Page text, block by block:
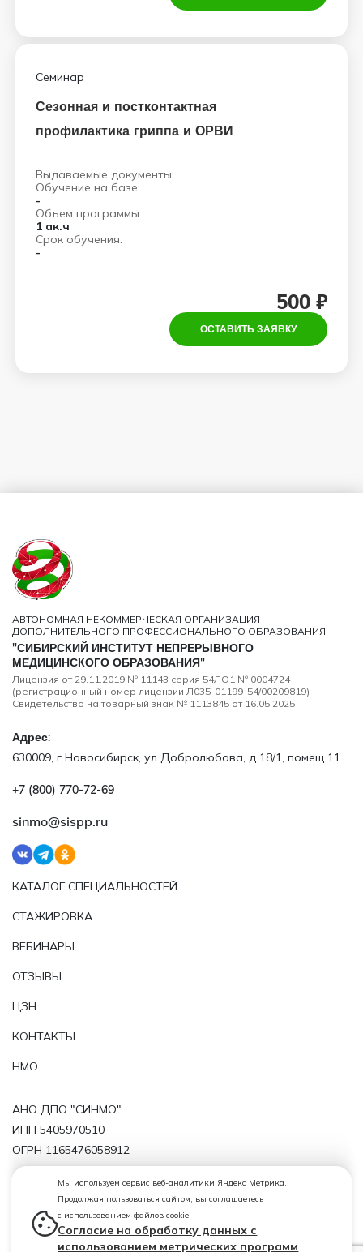
Семинар
Сезонная и постконтактная
профилактика гриппа и ОРВИ
Выдаваемые документы:
Обучение на базе:
-
Объем программы:
1 ак.ч
Срок обучения:
-
500 ₽
ОСТАВИТЬ ЗАЯВКУ
Мы используем сервис веб-аналитики Яндекс Метрика.
Продолжая пользоваться сайтом, вы соглашаетесь
с использованием файлов cookie.
Согласие на обработку данных с
использованием метрических программ
АВТОНОМНАЯ НЕКОММЕРЧЕСКАЯ ОРГАНИЗАЦИЯ
ДОПОЛНИТЕЛЬНОГО ПРОФЕССИОНАЛЬНОГО ОБРАЗОВАНИЯ
"СИБИРСКИЙ ИНСТИТУТ НЕПРЕРЫВНОГО
МЕДИЦИНСКОГО ОБРАЗОВАНИЯ"
Лицензия от 29.11.2019 № 11143 серия 54ЛО1 № 0004724
(регистрационный номер лицензии Л035-01199-54/00209819)
Свидетельство на товарный знак № 1113845 от 16.05.2025
Адрес:
630009, г Новосибирск, ул Добролюбова, д 18/1, помещ 11
+7 (800) 770‑72‑69
sinmo@sispp.ru
КАТАЛОГ СПЕЦИАЛЬНОСТЕЙ
СТАЖИРОВКА
ВЕБИНАРЫ
ОТЗЫВЫ
ЦЗН
КОНТАКТЫ
НМО
АНО ДПО "СИНМО"
ИНН 5405970510
ОГРН 1165476058912
Политика обработки персональных данных
Лицензия от 29.11.2019 № 11143 серия 54ЛО1 № 0004724
(регистрационный номер лицензии Л035-01199-
54/00209819)